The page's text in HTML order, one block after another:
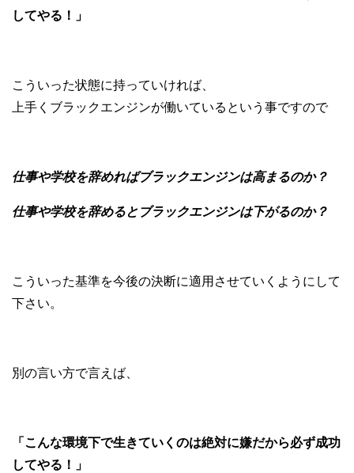
してやる！」
こういった状態に持っていければ、
上手くブラックエンジンが働いているという事ですので
仕事や学校を辞めればブラックエンジンは高まるのか？
仕事や学校を辞めるとブラックエンジンは下がるのか？
こういった基準を今後の決断に適用させていくようにして
下さい。
別の言い方で言えば、
「こんな環境下で生きていくのは絶対に嫌だから必ず成功
してやる！」